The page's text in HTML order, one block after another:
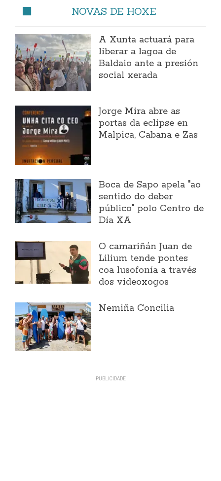
NOVAS DE HOXE
A Xunta actuará para
liberar a lagoa de
Baldaio ante a presión
social xerada
Jorge Mira abre as
portas da eclipse en
Malpica, Cabana e Zas
Boca de Sapo apela "ao
sentido do deber
público" polo Centro de
Día XA
O camariñán Juan de
Lilium tende pontes
coa lusofonía a través
dos videoxogos
Nemiña Concilia